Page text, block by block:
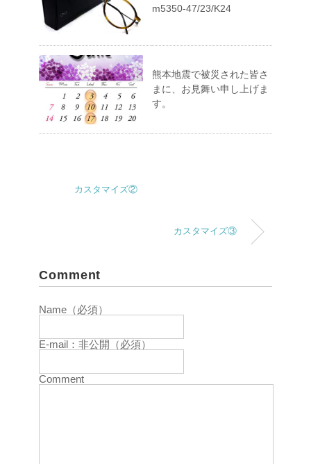
m5350-47/23/K24
熊本地震で被災された皆さ
まに、お見舞い申し上げま
す。
カスタマイズ②
カスタマイズ③
Comment
Name（必須）
E-mail：非公開（必須）
Comment